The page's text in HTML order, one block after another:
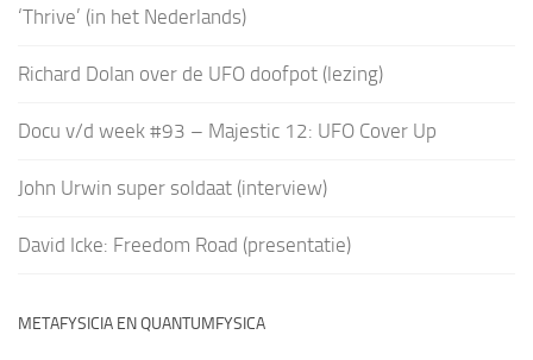
‘Thrive’ (in het Nederlands)
Richard Dolan over de UFO doofpot (lezing)
Docu v/d week #93 – Majestic 12: UFO Cover Up
John Urwin super soldaat (interview)
David Icke: Freedom Road (presentatie)
METAFYSICIA EN QUANTUMFYSICA